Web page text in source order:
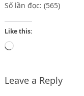
Số lần đọc: (565)
Like this:
Loading…
Leave a Reply